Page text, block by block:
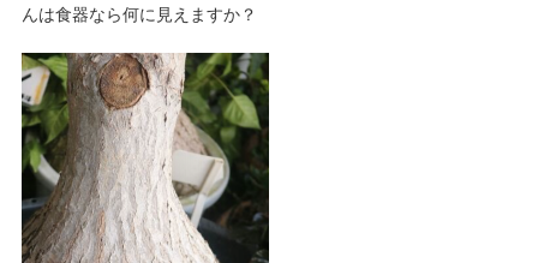
んは食器なら何に見えますか？